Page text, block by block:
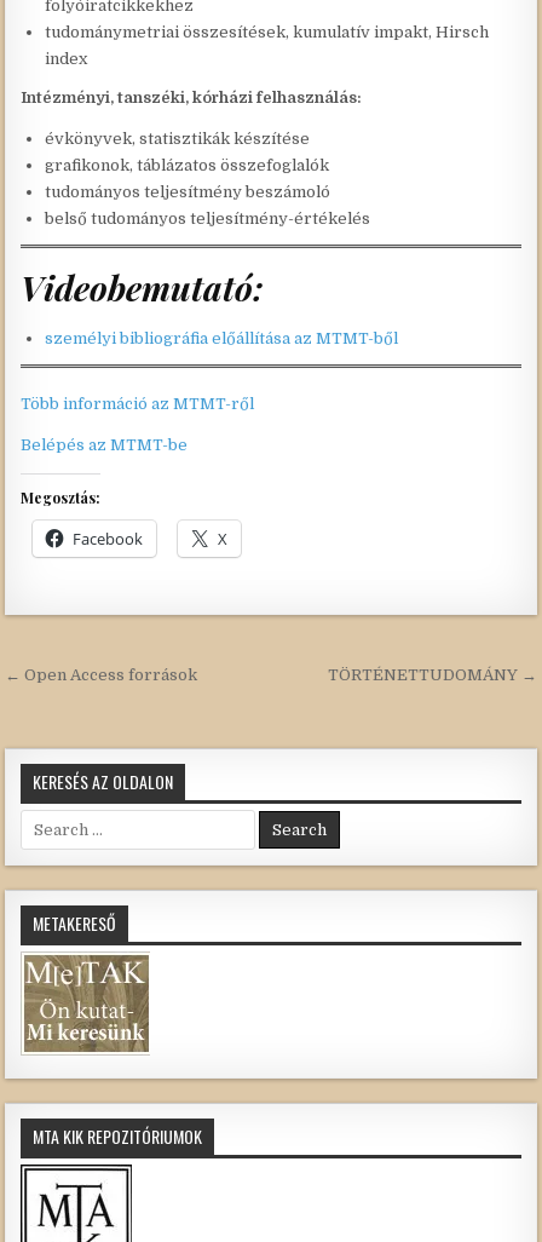
folyóiratcikkekhez
tudománymetriai összesítések, kumulatív impakt, Hirsch
index
Intézményi, tanszéki, kórházi felhasználás:
évkönyvek, statisztikák készítése
grafikonok, táblázatos összefoglalók
tudományos teljesítmény beszámoló
belső tudományos teljesítmény-értékelés
Videobemutató:
személyi bibliográfia előállítása az MTMT-ből
Több információ az MTMT-ről
Belépés az MTMT-be
Megosztás:
Facebook X
Bejegyzés
← Open Access források TÖRTÉNETTUDOMÁNY →
KERESÉS AZ OLDALON
Search
for:
METAKERESŐ
MTA KIK REPOZITÓRIUMOK